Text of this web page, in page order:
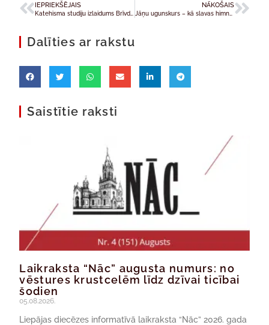
IEPRIEKŠĒJAIS NĀKOŠAIS
Jāņu ugunskurs – kā slavas himna “Benedictus”
Dalīties ar rakstu
Saistītie raksti
Laikraksta “Nāc” augusta numurs: no
vēstures krustcelēm līdz dzīvai ticībai
šodien
05.08.2026.
Liepājas diecēzes informatīvā laikraksta “Nāc” 2026. gada